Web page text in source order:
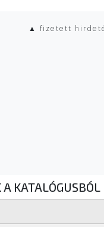
▲ fizetett
A KATALÓGUSBÓL